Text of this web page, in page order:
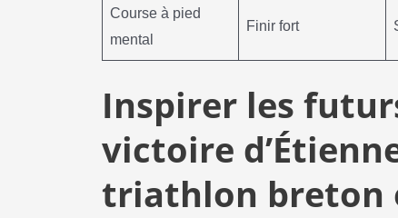
Course à pied
mental
Finir fort
Inspirer les
victoire
triathlon breton